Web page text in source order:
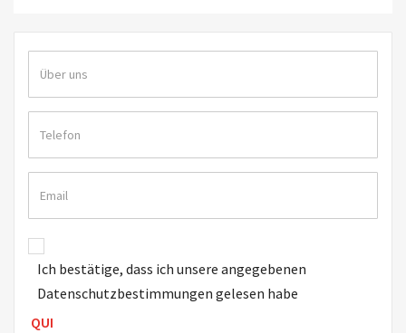
Ich bestätige, dass ich unsere angegebenen
Datenschutzbestimmungen gelesen habe
QUI